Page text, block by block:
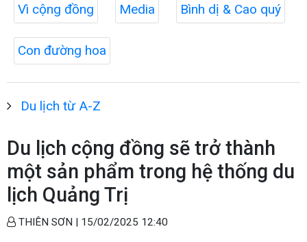
Vì cộng đồng Media Bình dị & Cao quý
Con đường hoa
Du lịch từ A-Z
Du lịch cộng đồng sẽ trở thành
một sản phẩm trong hệ thống du
lịch Quảng Trị
THIÊN SƠN | 15/02/2025 12:40